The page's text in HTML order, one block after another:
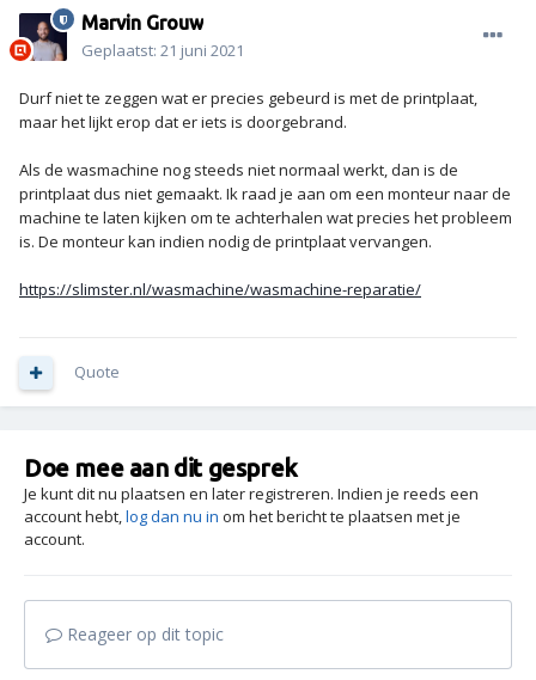
Marvin Grouw
Geplaatst: 21 juni 2021
Durf niet te zeggen wat er precies gebeurd is met de printplaat,
maar het lijkt erop dat er iets is doorgebrand.
Als de wasmachine nog steeds niet normaal werkt, dan is de
printplaat dus niet gemaakt. Ik raad je aan om een monteur naar de
machine te laten kijken om te achterhalen wat precies het probleem
is. De monteur kan indien nodig de printplaat vervangen.
https://slimster.nl/wasmachine/wasmachine-reparatie/
Quote
Doe mee aan dit gesprek
Je kunt dit nu plaatsen en later registreren. Indien je reeds een
account hebt,log dan nu in om het bericht te plaatsen met je
account.
Reageer op dit topic